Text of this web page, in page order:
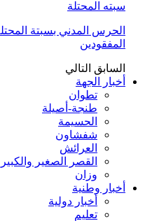
سبته المحتلة
الحرس المدني بسبتة
المفقودين
السابق التالي
أخبار الجهة
تطوان
طنجة-أصيلة
الحسيمة
شفشاون
العرائش
القصر الصغير والكبير
وزان
أخبار وطنية
أخبار دولية
تعليم